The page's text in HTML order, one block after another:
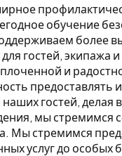
обучение
гостей, экипажа
и
гостей,
мы
Мы стремимся
услуг до